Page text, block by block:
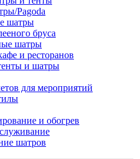
Pagoda
шатры
бруса
шатры
и ресторанов
и шатры
для мероприятий
и обогрев
шатров